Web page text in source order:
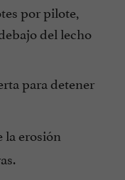
por pilote,
del lecho
para detener
la erosión